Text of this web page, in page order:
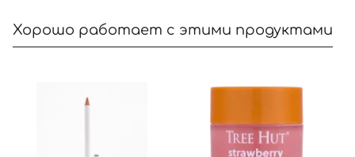
Хорошо работает с этими продуктами